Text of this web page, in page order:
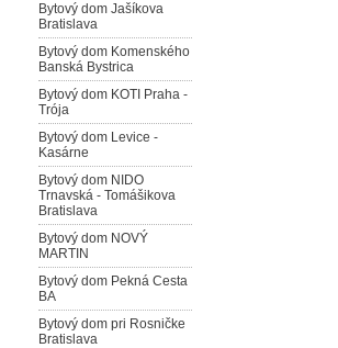
Bytový dom Jašíkova
Bratislava
Bytový dom Komenského
Banská Bystrica
Bytový dom KOTI Praha -
Trója
Bytový dom Levice -
Kasárne
Bytový dom NIDO
Trnavská - Tomášikova
Bratislava
Bytový dom NOVÝ
MARTIN
Bytový dom Pekná Cesta
BA
Bytový dom pri Rosničke
Bratislava